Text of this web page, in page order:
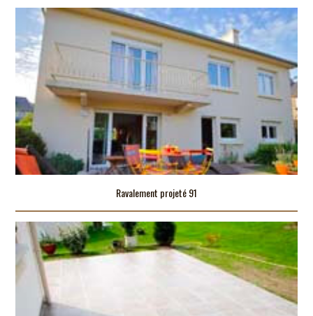
Ravalement projeté 91